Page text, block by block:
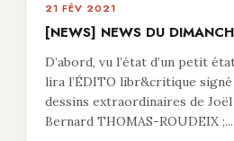
21 FÉV 2021
[NEWS] NEWS DU
D’abord, vu l’état d’un petit
lira l’ÉDITO libr&critique signé
dessins extraordinaires de
Bernard THOMAS-ROUDEIX ;...